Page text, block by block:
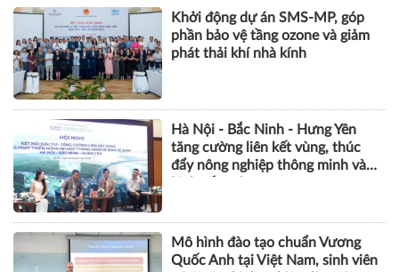
Khởi động dự án SMS-MP, góp
phần bảo vệ tầng ozone và giảm
phát thải khí nhà kính
Hà Nội - Bắc Ninh - Hưng Yên
tăng cường liên kết vùng, thúc
đẩy nông nghiệp thông minh và
Mô hình đào tạo chuẩn Vương
Quốc Anh tại Việt Nam, sinh viên